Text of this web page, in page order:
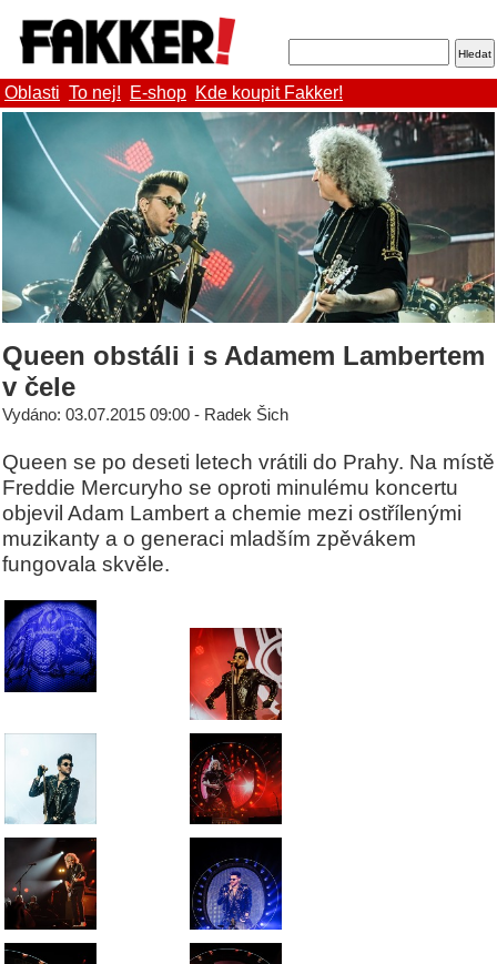
Oblasti To nej! E-shop Kde koupit Fakker!
Queen obstáli i s Adamem Lambertem
v čele
Vydáno: 03.07.2015 09:00 - Radek Šich
Queen se po deseti letech vrátili do Prahy. Na místě
Freddie Mercuryho se oproti minulému koncertu
objevil Adam Lambert a chemie mezi ostřílenými
muzikanty a o generaci mladším zpěvákem
fungovala skvěle.